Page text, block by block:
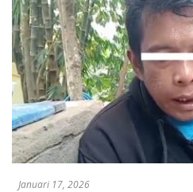
Januari 17, 2026